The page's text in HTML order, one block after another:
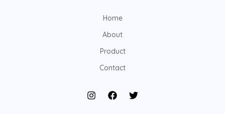
Home
About
Product
Contact